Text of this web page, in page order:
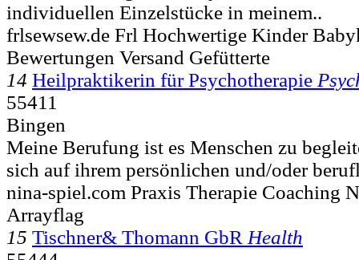
individuellen Einzelstücke in meinem..
frlsewsew.de Frl Hochwertige Kinder
Bewertungen Versand Gefütterte
14 Heilpraktikerin für Psychotherapie
55411
Bingen
Meine Berufung ist es Menschen zu
sich auf ihrem persönlichen und/oder
nina-spiel.com Praxis Therapie Coaching
Arrayflag
15 Tischner& Thomann GbR Health